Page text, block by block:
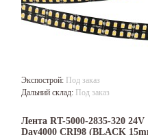
Экспострой: Под заказ
Дальний склад: Под заказ
Лента RT-5000-2835-320 24V
Day4000 CRI98 (BLACK